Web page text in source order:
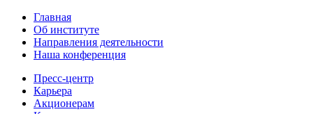
Главная
Об институте
Направления деятельности
Наша конференция
Пресс-центр
Карьера
Акционерам